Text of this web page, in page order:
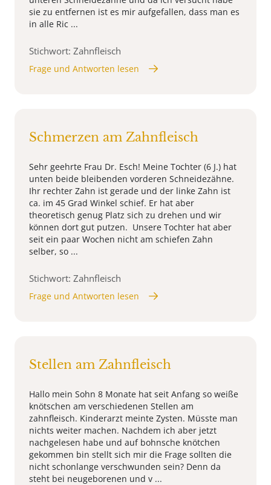
sie zu entfernen ist es mir aufgefallen, dass man es
in alle Ric ...
Stichwort: Zahnfleisch
Frage und Antworten lesen
Schmerzen am Zahnfleisch
Sehr geehrte Frau Dr. Esch! Meine Tochter (6 J.) hat
unten beide bleibenden vorderen Schneidezähne.
Ihr rechter Zahn ist gerade und der linke Zahn ist
ca. im 45 Grad Winkel schief. Er hat aber
theoretisch genug Platz sich zu drehen und wir
können dort gut putzen. Unsere Tochter hat aber
seit ein paar Wochen nicht am schiefen Zahn
selber, so ...
Stichwort: Zahnfleisch
Frage und Antworten lesen
Stellen am Zahnfleisch
Hallo mein Sohn 8 Monate hat seit Anfang so weiße
knötschen am verschiedenen Stellen am
zahnfleisch. Kinderarzt meinte Zysten. Müsste man
nichts weiter machen. Nachdem ich aber jetzt
nachgelesen habe und auf bohnsche knötchen
gekommen bin stellt sich mir die Frage sollten die
nicht schonlange verschwunden sein? Denn da
steht bei neugeborenen und v ...